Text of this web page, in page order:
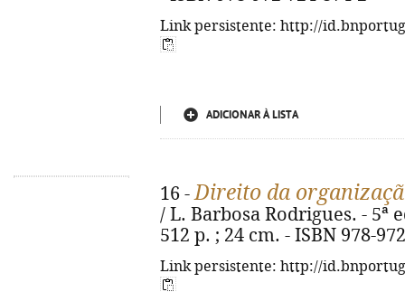
Link persistente: http://
ADICIONAR À LISTA
16 -Direito da
/ L. Barbosa Rodrigues. - 5ª
512 p. ; 24 cm. - ISBN 978-
Link persistente: http://